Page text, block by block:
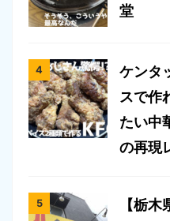
堂
ケンタ
スで作
たい中
の再現
【栃